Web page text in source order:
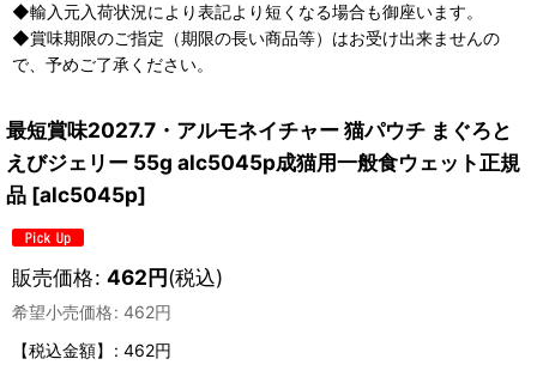
◆輸入元入荷状況により表記より短くなる場合も御座います。
◆賞味期限のご指定（期限の長い商品等）はお受け出来ませんの
で、予めご了承ください。
最短賞味2027.7・アルモネイチャー 猫パウチ まぐろと
えびジェリー 55g alc5045p成猫用一般食ウェット正規
品 [alc5045p]
販売価格: 462円(税込)
希望小売価格: 462円
【税込金額】
: 462円